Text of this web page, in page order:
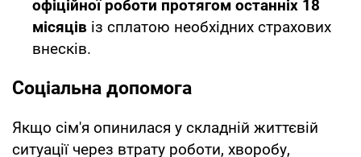
офіційної роботи протягом останніх 18
місяців із сплатою необхідних страхових
внесків.
Соціальна допомога
Якщо сім'я опинилася у складній життєвій
ситуації через втрату роботи, хворобу,